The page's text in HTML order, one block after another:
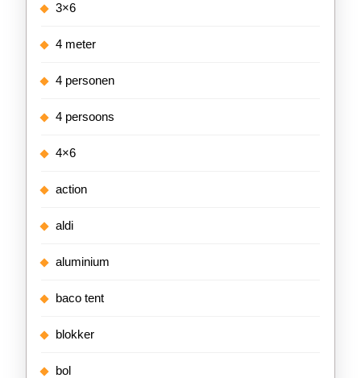
3×6
4 meter
4 personen
4 persoons
4×6
action
aldi
aluminium
baco tent
blokker
bol